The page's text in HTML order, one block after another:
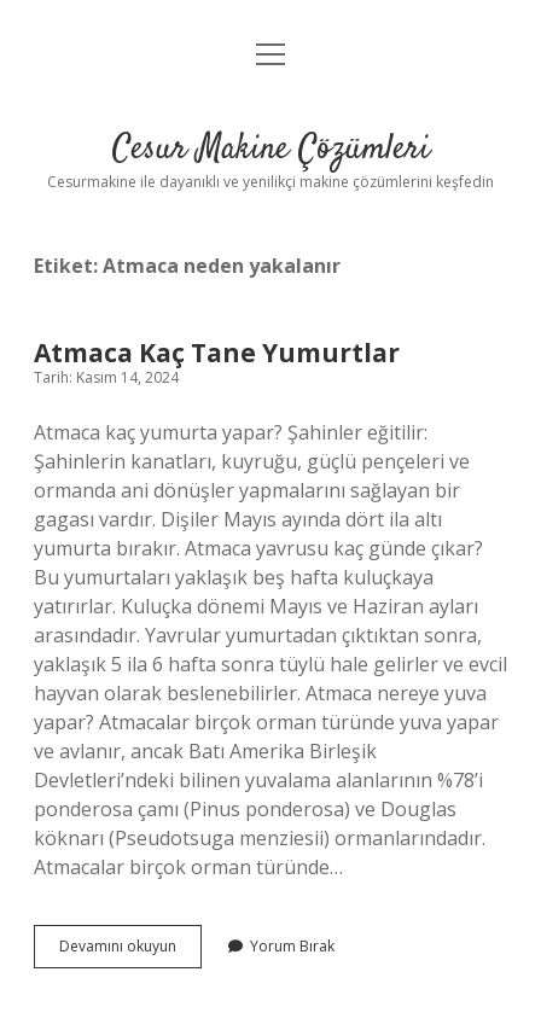
Anasayfa
Yasal Uyarı
menüyü
Cesur Makine Çözümleri
Cesurmakine ile dayanıklı ve yenilikçi makine çözümlerini keşfedin
Etiket:Atmaca neden yakalanır
Atmaca Kaç Tane Yumurtlar
Tarih: Kasım 14, 2024
Atmaca kaç yumurta yapar? Şahinler eğitilir:
Şahinlerin kanatları, kuyruğu, güçlü pençeleri ve
ormanda ani dönüşler yapmalarını sağlayan bir
gagası vardır. Dişiler Mayıs ayında dört ila altı
yumurta bırakır. Atmaca yavrusu kaç günde çıkar?
Bu yumurtaları yaklaşık beş hafta kuluçkaya
yatırırlar. Kuluçka dönemi Mayıs ve Haziran ayları
arasındadır. Yavrular yumurtadan çıktıktan sonra,
yaklaşık 5 ila 6 hafta sonra tüylü hale gelirler ve evcil
hayvan olarak beslenebilirler. Atmaca nereye yuva
yapar? Atmacalar birçok orman türünde yuva yapar
ve avlanır, ancak Batı Amerika Birleşik
Devletleri’ndeki bilinen yuvalama alanlarının %78’i
ponderosa çamı (Pinus ponderosa) ve Douglas
köknarı (Pseudotsuga menziesii) ormanlarındadır.
Atmacalar birçok orman türünde…
Devamını okuyun
Kaç
Yorum Bırak